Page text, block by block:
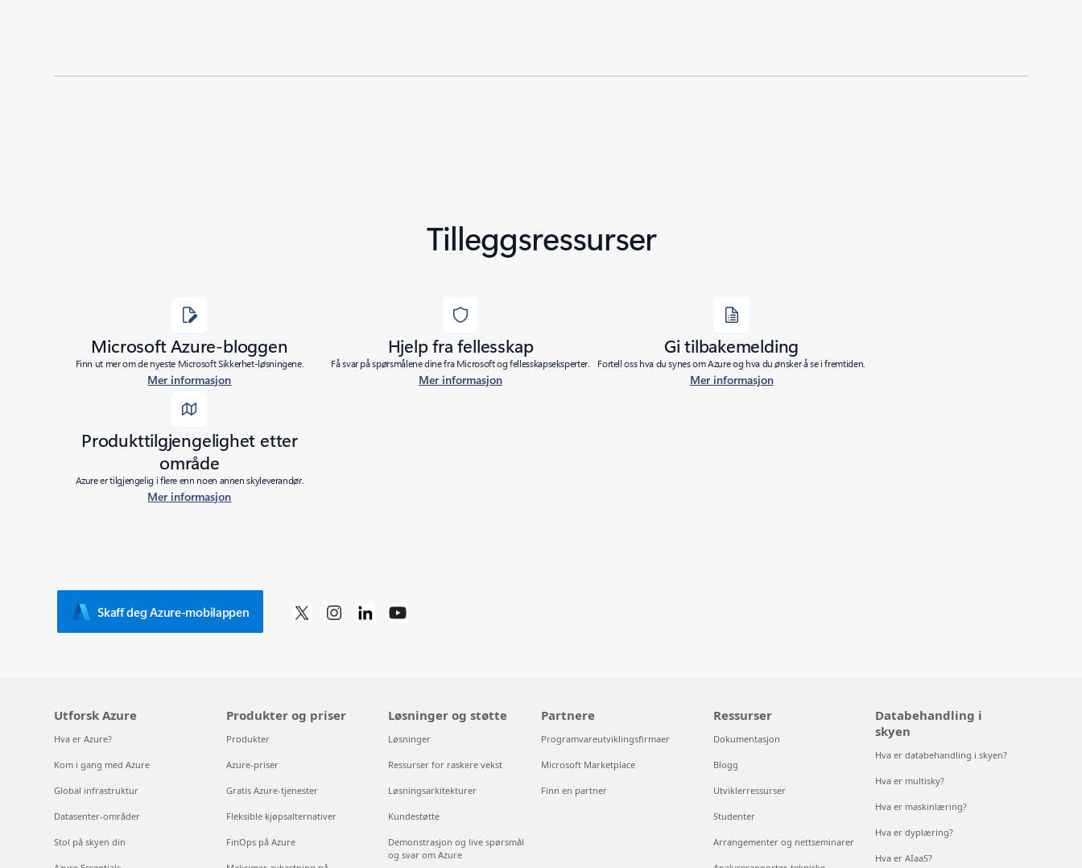
Tilleggsressurser
Microsoft Azure-bloggen
Finn ut mer om de nyeste Microsoft Sikkerhet-løsningene.
Mer informasjon
Hjelp fra fellesskap
Få svar på spørsmålene dine fra Microsoft og fellesskapseksperter.
Mer informasjon
Gi tilbakemelding
Fortell oss hva du synes om Azure og hva du ønsker å se i fremtiden.
Mer informasjon
Produkttilgjengelighet etter
område
Azure er tilgjengelig i flere enn noen annen skyleverandør.
Mer informasjon
Skaff deg Azure-mobilappen
Utforsk Azure
Hva er Azure?
Kom i gang med Azure
Global infrastruktur
Datasenter-områder
Stol på skyen din
Produkter og priser
Produkter
Azure-priser
Gratis Azure-tjenester
Fleksible kjøpsalternativer
FinOps på Azure
Løsninger og støtte
Løsninger
Ressurser for raskere vekst
Løsningsarkitekturer
Kundestøtte
Demonstrasjon og live spørsmål
og svar om Azure
Partnere
Programvareutviklingsfirmaer
Microsoft Marketplace
Finn en partner
Ressurser
Dokumentasjon
Blogg
Utviklerressurser
Studenter
Arrangementer og nettseminarer
Databehandling i
skyen
Hva er databehandling i skyen?
Hva er multisky?
Hva er maskinlæring?
Hva er dyplæring?
Hva er AIaaS?